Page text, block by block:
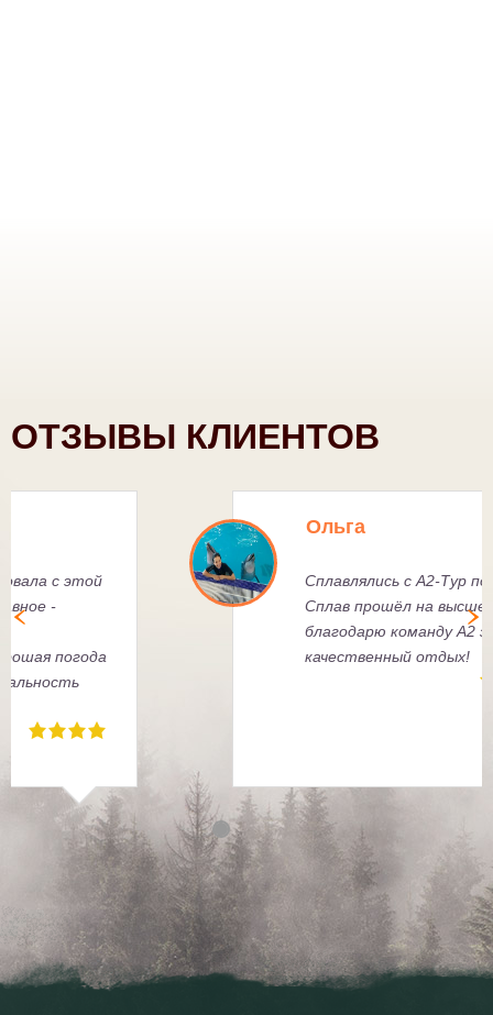
ОТЗЫВЫ КЛИЕНТОВ
Ксения Ф.
Много раз путешествовала с этой
весёлой компанией, главное -
правильная группа, хорошая погода